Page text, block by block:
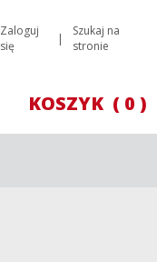
Zaloguj
się
|
Szukaj na
stronie
KOSZYK ( 0 )